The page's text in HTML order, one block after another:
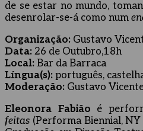
de se estar no mundo,
desenrolar-se-á como num
Organização: Gustavo
Data: 26 de Outubro,18h
Local: Bar da Barraca
Língua(s): português,
Moderação: Gustavo
Eleonora Fabião é
feitas (Performa Biennial,